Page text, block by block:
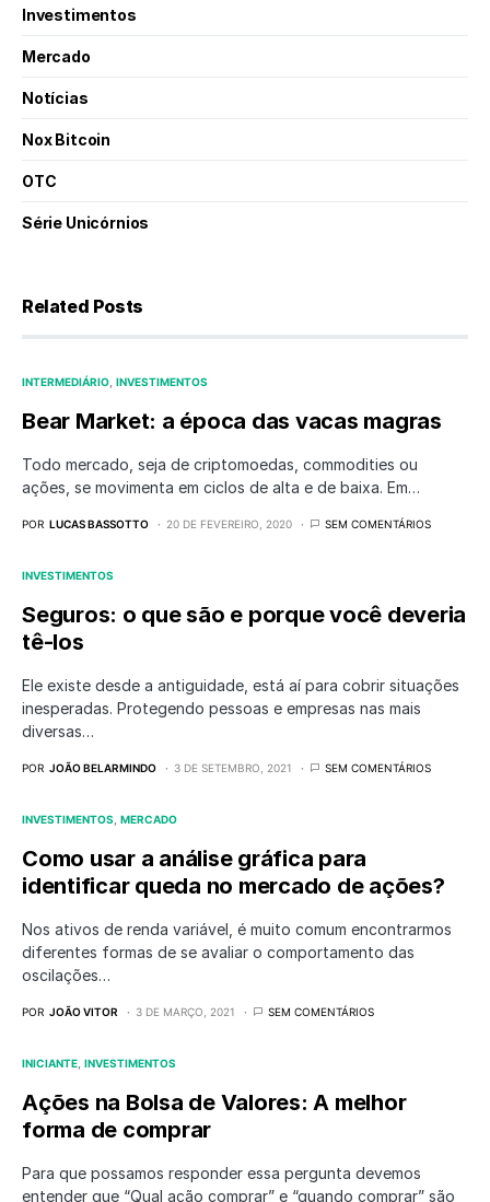
Investimentos
Mercado
Notícias
Nox Bitcoin
OTC
Série Unicórnios
Related Posts
INTERMEDIÁRIO INVESTIMENTOS
Bear Market: a época das vacas magras
Todo mercado, seja de criptomoedas, commodities ou
ações, se movimenta em ciclos de alta e de baixa. Em…
POR LUCAS BASSOTTO 20 DE FEVEREIRO, 2020 SEM COMENTÁRIOS
INVESTIMENTOS
Seguros: o que são e porque você deveria
tê-los
Ele existe desde a antiguidade, está aí para cobrir situações
inesperadas. Protegendo pessoas e empresas nas mais
diversas…
POR JOÃO BELARMINDO 3 DE SETEMBRO, 2021 SEM COMENTÁRIOS
INVESTIMENTOS MERCADO
Como usar a análise gráfica para
identificar queda no mercado de ações?
Nos ativos de renda variável, é muito comum encontrarmos
diferentes formas de se avaliar o comportamento das
oscilações…
POR JOÃO VITOR 3 DE MARÇO, 2021 SEM COMENTÁRIOS
INICIANTE INVESTIMENTOS
Ações na Bolsa de Valores: A melhor
forma de comprar
Para que possamos responder essa pergunta devemos
entender que “Qual ação comprar” e “quando comprar” são